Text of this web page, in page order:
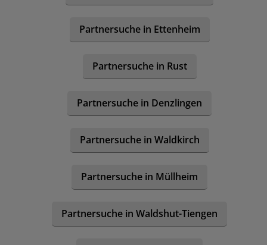
Partnersuche in Ettenheim
Partnersuche in Rust
Partnersuche in Denzlingen
Partnersuche in Waldkirch
Partnersuche in Müllheim
Partnersuche in Waldshut-Tiengen